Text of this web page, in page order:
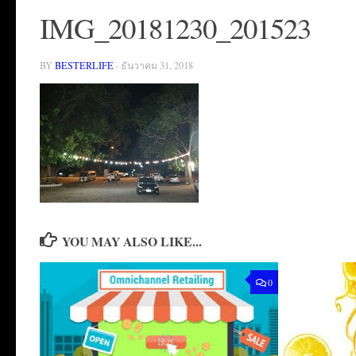
IMG_20181230_201523
BY BESTERLIFE · ธันวาคม 31, 2018
YOU MAY ALSO LIKE...
0